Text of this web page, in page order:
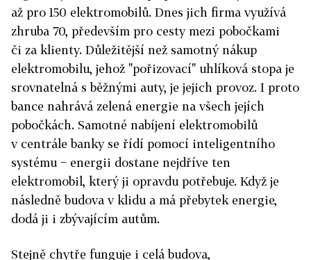
až pro 150 elektromobilů. Dnes jich firma využívá
zhruba 70, především pro cesty mezi pobočkami
či za klienty. Důležitější než samotný nákup
elektromobilu, jehož "pořizovací" uhlíková stopa je
srovnatelná s běžnými auty, je jejich provoz. I proto
bance nahrává zelená energie na všech jejích
pobočkách. Samotné nabíjení elektromobilů
v centrále banky se řídí pomocí inteligentního
systému − energii dostane nejdříve ten
elektromobil, který ji opravdu potřebuje. Když je
následně budova v klidu a má přebytek energie,
dodá ji i zbývajícím autům.
Stejně chytře funguje i celá budova,